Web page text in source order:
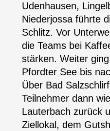
Udenhausen,
Niederjossa führte
Schlitz. Vor
die Teams bei
stärken. Weiter
Pfordter See bis
Über Bad
Teilnehmer dann
Lauterbach zurück
Ziellokal, dem